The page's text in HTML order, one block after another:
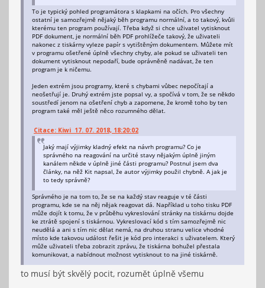
To je typický pohled programátora s klapkami na očích. Pro všechny
ostatní je samozřejmě nějaký běh programu normální, a to takový, kvůli
kterému ten program používají. Třeba když si chce uživatel vytisknout
PDF dokument, je normální běh PDF prohlížeče takový, že uživateli
nakonec z tiskárny vyleze papír s vytištěným dokumentem. Můžete mít
v programu ošetřené úplně všechny chyby, ale pokud se uživateli ten
dokument vytisknout nepodaří, bude oprávněně nadávat, že ten
program je k ničemu.
Jeden extrém jsou programy, které s chybami vůbec nepočítají a
neošetřují je. Druhý extrém jste popsal vy, a spočívá v tom, že se někdo
soustředí jenom na ošetření chyb a zapomene, že kromě toho by ten
program také měl ještě něco rozumného dělat.
Citace: Kiwi 17. 07. 2018, 18:20:02
Jaký mají výjimky kladný efekt na návrh programu? Co je
správného na reagování na určité stavy nějakým úplně jiným
kanálem někde v úplně jiné části programu? Postnul jsem dva
články, na něž Kit napsal, že autor výjimky použil chybně. A jak je
to tedy správně?
Správného je na tom to, že se na každý stav reaguje v té části
programu, kde se na něj nějak reagovat dá. Například u toho tisku PDF
může dojít k tomu, že v průběhu vykreslování stránky na tiskárnu dojde
ke ztrátě spojení s tiskárnou. Vykreslovací kód s tím samozřejmě nic
neudělá a ani s tím nic dělat nemá, na druhou stranu velice vhodné
místo kde takovou událost řešit je kód pro interakci s uživatelem. Který
může uživateli třeba zobrazit zprávu, že tiskárna bohužel přestala
komunikovat, a nabídnout možnost vytisknout to na jiné tiskárně.
to musí být skvělý pocit, rozumět úplně všemu